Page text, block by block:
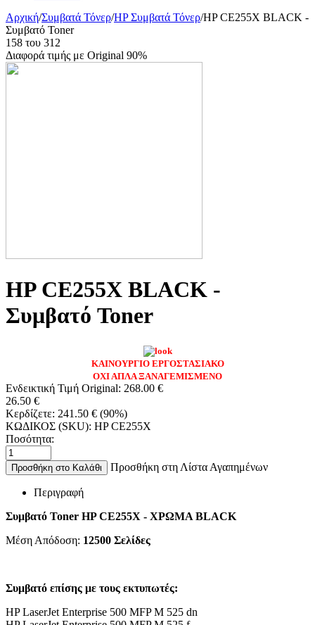
Αρχική/Συμβατά Τόνερ/HP Συμβατά Τόνερ/HP CE255X BLACK -
Συμβατό Toner
158 του 312
Διαφορά τιμής με Original 90%
HP CE255X BLACK -
Συμβατό Toner
ΚΑΙΝΟΥΡΓΙΟ ΕΡΓΟΣΤΑΣΙΑΚΟ
ΟΧΙ ΑΠΛΑ ΞΑΝΑΓΕΜΙΣΜΕΝΟ
Ενδεικτική Τιμή Original: 268.00 €
26.50 €
Κερδίζετε: 241.50 € (90%)
ΚΩΔΙΚΟΣ (SKU): HP CE255X
Ποσότητα:
Προσθήκη στο Καλάθι Προσθήκη στη Λίστα Αγαπημένων
Περιγραφή
Συμβατό Toner HP CE255X - ΧΡΩΜΑ BLACK
Μέση Απόδοση: 12500 Σελίδες
Συμβατό επίσης με τους εκτυπωτές:
HP LaserJet Enterprise 500 MFP M 525 dn